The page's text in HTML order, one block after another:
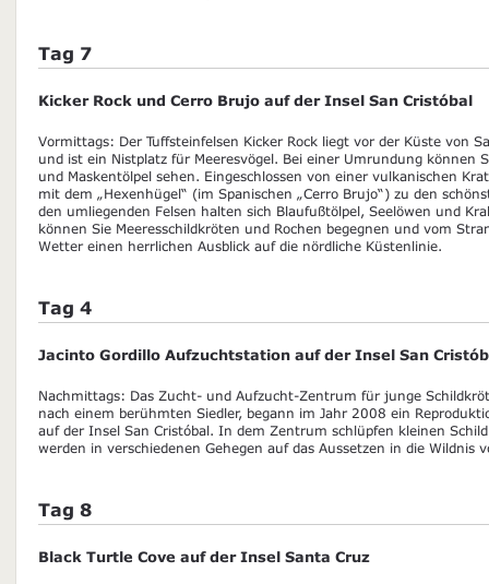
Tag 7
Kicker Rock und Cerro Brujo auf der Insel San Cristóbal
Vormittags: Der Tuffsteinfelsen Kicker Rock liegt vor der Küste von
und ist ein Nistplatz für Meeresvögel. Bei einer Umrundung können
und Maskentölpel sehen. Eingeschlossen von einer vulkanischen
mit dem „Hexenhügel“ (im Spanischen „Cerro Brujo“) zu den
den umliegenden Felsen halten sich Blaufußtölpel, Seelöwen und
können Sie Meeresschildkröten und Rochen begegnen und vom
Wetter einen herrlichen Ausblick auf die nördliche Küstenlinie.
Tag 4
Jacinto Gordillo Aufzuchtstation auf der Insel San
Nachmittags: Das Zucht- und Aufzucht-Zentrum für junge
nach einem berühmten Siedler, begann im Jahr 2008 ein
auf der Insel San Cristóbal. In dem Zentrum schlüpfen kleinen
werden in verschiedenen Gehegen auf das Aussetzen in die Wildnis
Tag 8
Black Turtle Cove auf der Insel Santa Cruz